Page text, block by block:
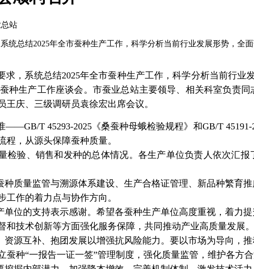
站
统总结2025年全市蚕种生产工作，科学分析当前行业发展形势，全
求，系统总结2025年全市蚕种生产工作，科学分析当前行业
种生产工作座谈会。市蚕业总站主要领导、相关科室负责
王庆、三级调研员袁徐宏出席会议。
——GB/T 45293-2025《桑蚕种母蛾检验规程》和GB/T 45191-
，从源头保障蚕种质量。
检验、销售和发种的总体情况。各生产单位负责人依次汇报
质量监管与溯源体系建设、生产合格证管理、新品种繁育
作的着力点与协作方向。
位的支持表示感谢。希望各蚕种生产单位高度重视，着力
技术创新等方面强化服务保障，共同推动产业高质量发展。
源互补、抱团发展以增强抗风险能力。要以市场为导向，
蚕种“一报告一证一签”管理制度，强化质量监管，维护各方合